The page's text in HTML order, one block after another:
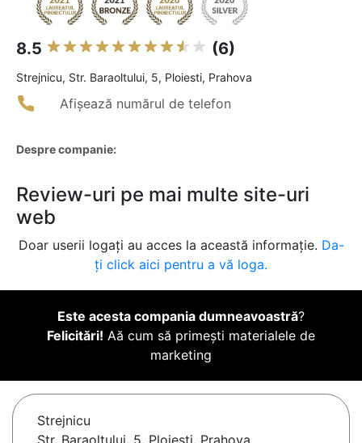
8.5 (6)
Strejnicu, Str. Baraoltului, 5, Ploiesti, Prahova
Afișează numărul de telefon
Despre companie:
Review-uri pe mai multe site-uri
web
Doar userii logați au acces la această informație. Da-
ți click aici pentru a vă loga.
Este acesta compania dumneavoastră?
Felicitări! Aă cum să primești materialele de
marketing
Strejnicu